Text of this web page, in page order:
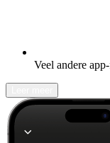
Veel andere